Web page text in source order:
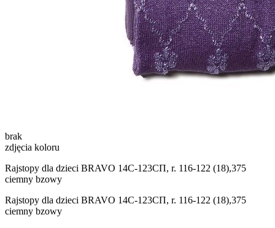
brak
zdjęcia koloru
Rajstopy dla dzieci BRAVO 14С-123СП, r. 116-122 (18),375
ciemny bzowy
Rajstopy dla dzieci BRAVO 14С-123СП, r. 116-122 (18),375
ciemny bzowy